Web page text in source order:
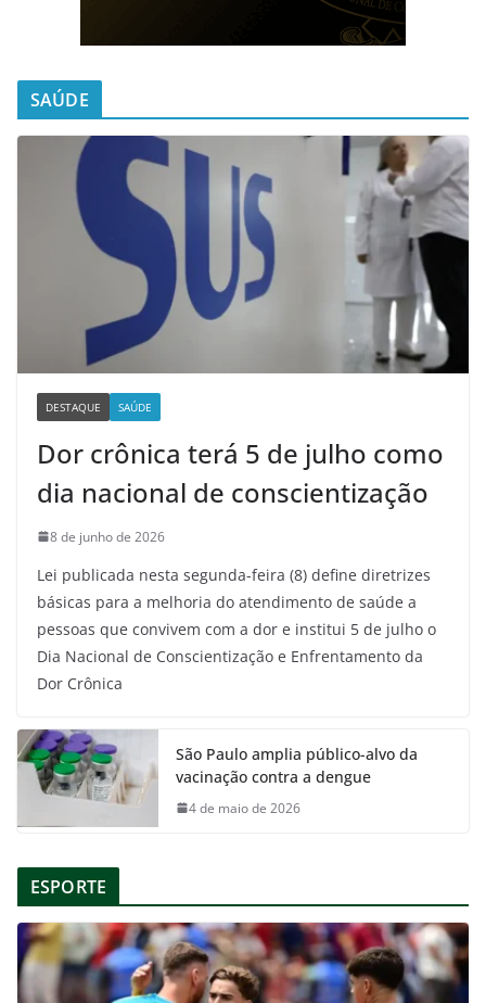
SAÚDE
DESTAQUE SAÚDE
Dor crônica terá 5 de julho como
dia nacional de conscientização
8 de junho de 2026
Lei publicada nesta segunda-feira (8) define diretrizes
básicas para a melhoria do atendimento de saúde a
pessoas que convivem com a dor e institui 5 de julho o
Dia Nacional de Conscientização e Enfrentamento da
Dor Crônica
São Paulo amplia público-alvo da
vacinação contra a dengue
4 de maio de 2026
ESPORTE